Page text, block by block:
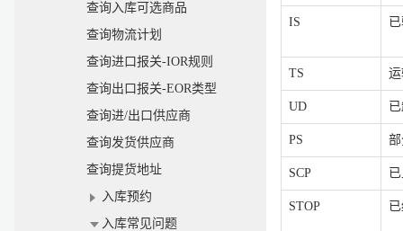
查询入库可选商品
查询物流计划
查询进口报关-IOR规则
查询出口报关-EOR类型
查询进/出口供应商
查询发货供应商
查询提货地址
入库预约
入库常见问题
IS
TS
UD
PS
SCP
STOP